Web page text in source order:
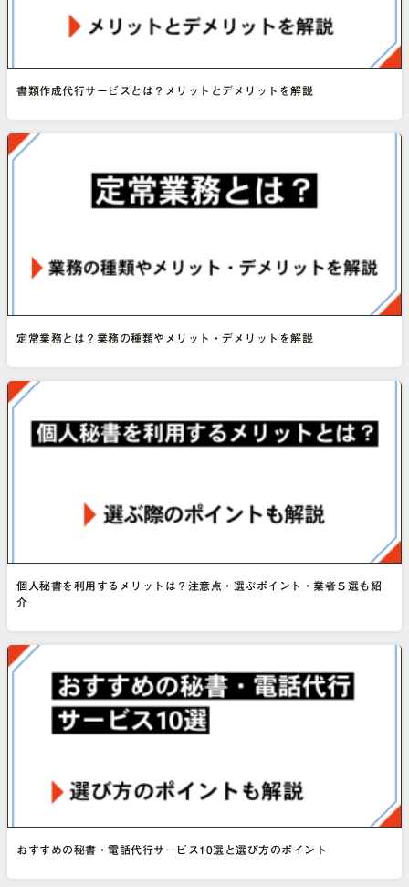
書類作成代行サービスとは？メリットとデメリットを解説
定常業務とは？業務の種類やメリット・デメリットを解説
個人秘書を利用するメリットは？注意点・選ぶポイント・業者５選も紹
介
おすすめの秘書・電話代行サービス10選と選び方のポイント